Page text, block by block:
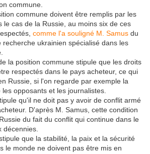
commune.
commune doivent être remplis par les
le cas de la Russie, au moins six de ces
comme l'a souligné M. Samus du
recherche ukrainien spécialisé dans les
la position commune stipule que les droits
respectés dans le pays acheteur, ce qui
Russie, si l'on regarde par exemple la
opposants et les journalistes.
qu'il ne doit pas y avoir de conflit armé
D'après M. Samus, cette condition
du fait du conflit qui continue dans le
décennies.
que la stabilité, la paix et la sécurité
le monde ne doivent pas être mis en